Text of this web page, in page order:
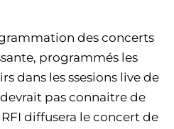
des concerts
programmés les
dans les ssesions live de
devrait pas connaitre de
diffusera le concert de